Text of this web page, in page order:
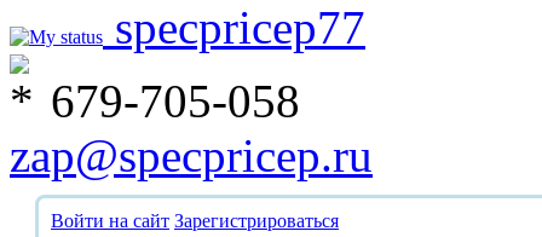
specpricep77
679-705-058
zap@specpricep.ru
Войти на сайт Зарегистрироваться